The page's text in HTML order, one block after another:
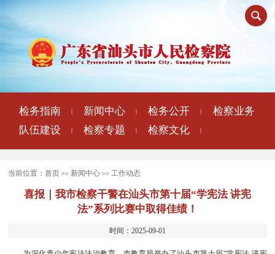
检务指南 新闻中心 检务公开
检察业务
队伍建设
检察专题 检察文化
当前位置：首页 >> 新闻中心 >> 工作动态
喜报｜我市检察干警在汕头市第十届“学宪法 讲宪
法”系列比赛中取得佳绩！
时间：2025-09-01